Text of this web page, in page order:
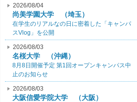
2026/08/04
尚美学園大学 （埼玉）
在学生のリアルなの日に密着した「キャンパ
スVlog」を公開
2026/08/03
名桜大学 （沖縄）
8月8日開催予定 第1回オープンキャンパス中
止のお知らせ
2026/08/03
大阪信愛学院大学 （大阪）